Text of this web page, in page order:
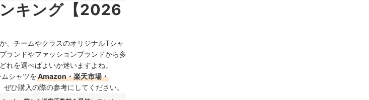
キング【2026
、チームやクラスのオリジナルTシャ
ランドやファッションブランドから多
を選べばよいか迷いますよね。
シャツをAmazon・楽天市場・
ぜひ購入の際の参考にしてください。